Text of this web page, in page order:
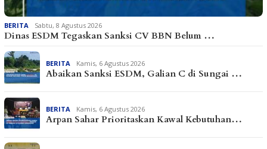
BERITA Sabtu, 8 Agustus 2026
Dinas ESDM Tegaskan Sanksi CV BBN Belum …
BERITA Kamis, 6 Agustus 2026
Abaikan Sanksi ESDM, Galian C di Sungai …
BERITA Kamis, 6 Agustus 2026
Arpan Sahar Prioritaskan Kawal Kebutuhan…